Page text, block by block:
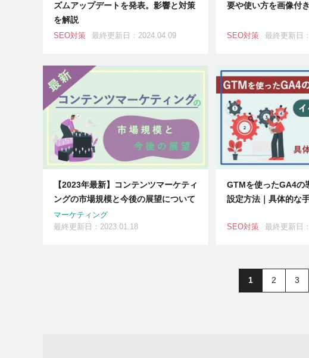
ズムアップデートを発表。影響と対策
を解説
SEO対策 最終更新日：2024.04.09
要や使い方を画像付
SEO対策 最終更新日
【2023年最新】コンテンツマーケティ
ングの市場規模と今後の展望について
マーケティング
最終更新日：2023.01.18
GTMを使ったGA4の
設定方法｜具体的な
SEO対策 最終更新日
1 2 3